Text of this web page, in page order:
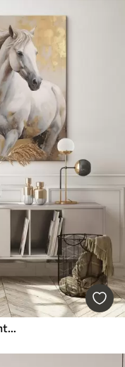
Peintures Cheval, imitation d'une peinture